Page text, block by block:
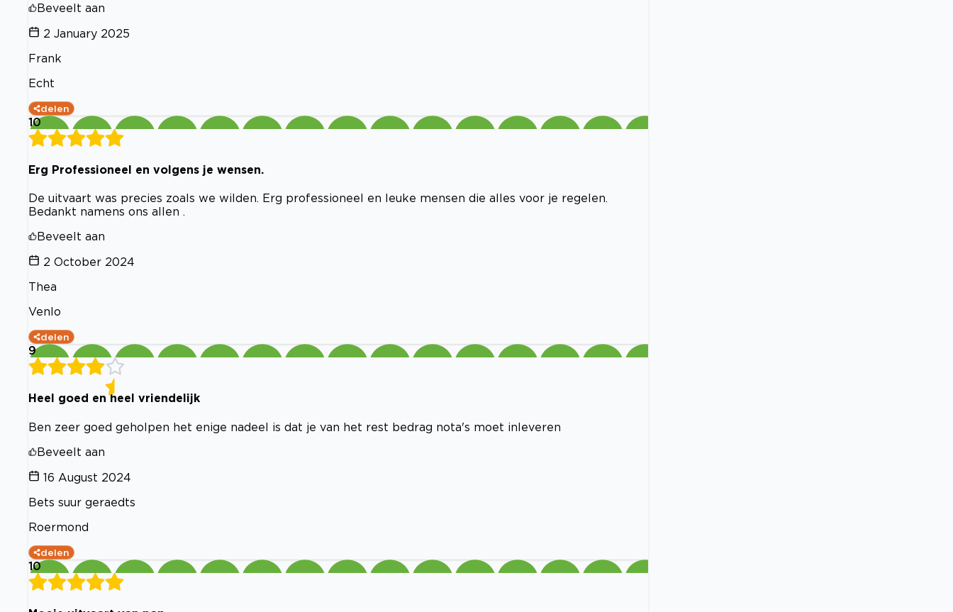
Beveelt aan
2 January 2025
Frank
Echt
delen
10
Erg Professioneel en volgens je wensen.
De uitvaart was precies zoals we wilden. Erg professioneel en leuke mensen die alles voor je regelen.
Bedankt namens ons allen .
Beveelt aan
2 October 2024
Thea
Venlo
delen
9
Heel goed en heel vriendelijk
Ben zeer goed geholpen het enige nadeel is dat je van het rest bedrag nota's moet inleveren
Beveelt aan
16 August 2024
Bets suur geraedts
Roermond
delen
10